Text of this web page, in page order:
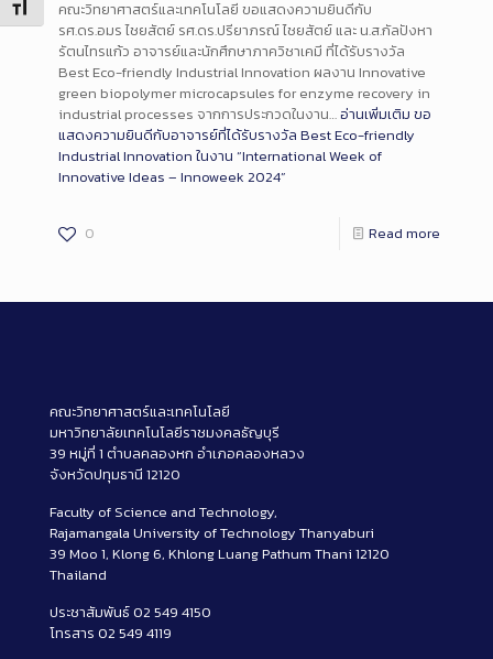
Toggle Font sizeคณะวิทยาศาสตร์และเทคโนโลยี ขอแสดงความยินดีกับ
รศ.ดร.อมร ไชยสัตย์ รศ.ดร.ปรียาภรณ์ ไชยสัตย์ และ น.ส.กัลปังหา
รัตนไทรแก้ว อาจารย์และนักศึกษาภาควิชาเคมี ที่ได้รับรางวัล
Best Eco-friendly Industrial Innovation ผลงาน Innovative
green biopolymer microcapsules for enzyme recovery in
industrial processes จากการประกวดในงาน…อ่านเพิ่มเติม ขอ
แสดงความยินดีกับอาจารย์ที่ได้รับรางวัล Best Eco-friendly
Industrial Innovation ในงาน “International Week of
Innovative Ideas – Innoweek 2024”
0 Read more
คณะวิทยาศาสตร์และเทคโนโลยี
มหาวิทยาลัยเทคโนโลยีราชมงคลธัญบุรี
39 หมู่ที่ 1 ตำบลคลองหก อำเภอคลองหลวง
จังหวัดปทุมธานี 12120
Faculty of Science and Technology,
Rajamangala University of Technology Thanyaburi
39 Moo 1, Klong 6, Khlong Luang Pathum Thani 12120
Thailand
ประชาสัมพันธ์ 02 549 4150
โทรสาร 02 549 4119